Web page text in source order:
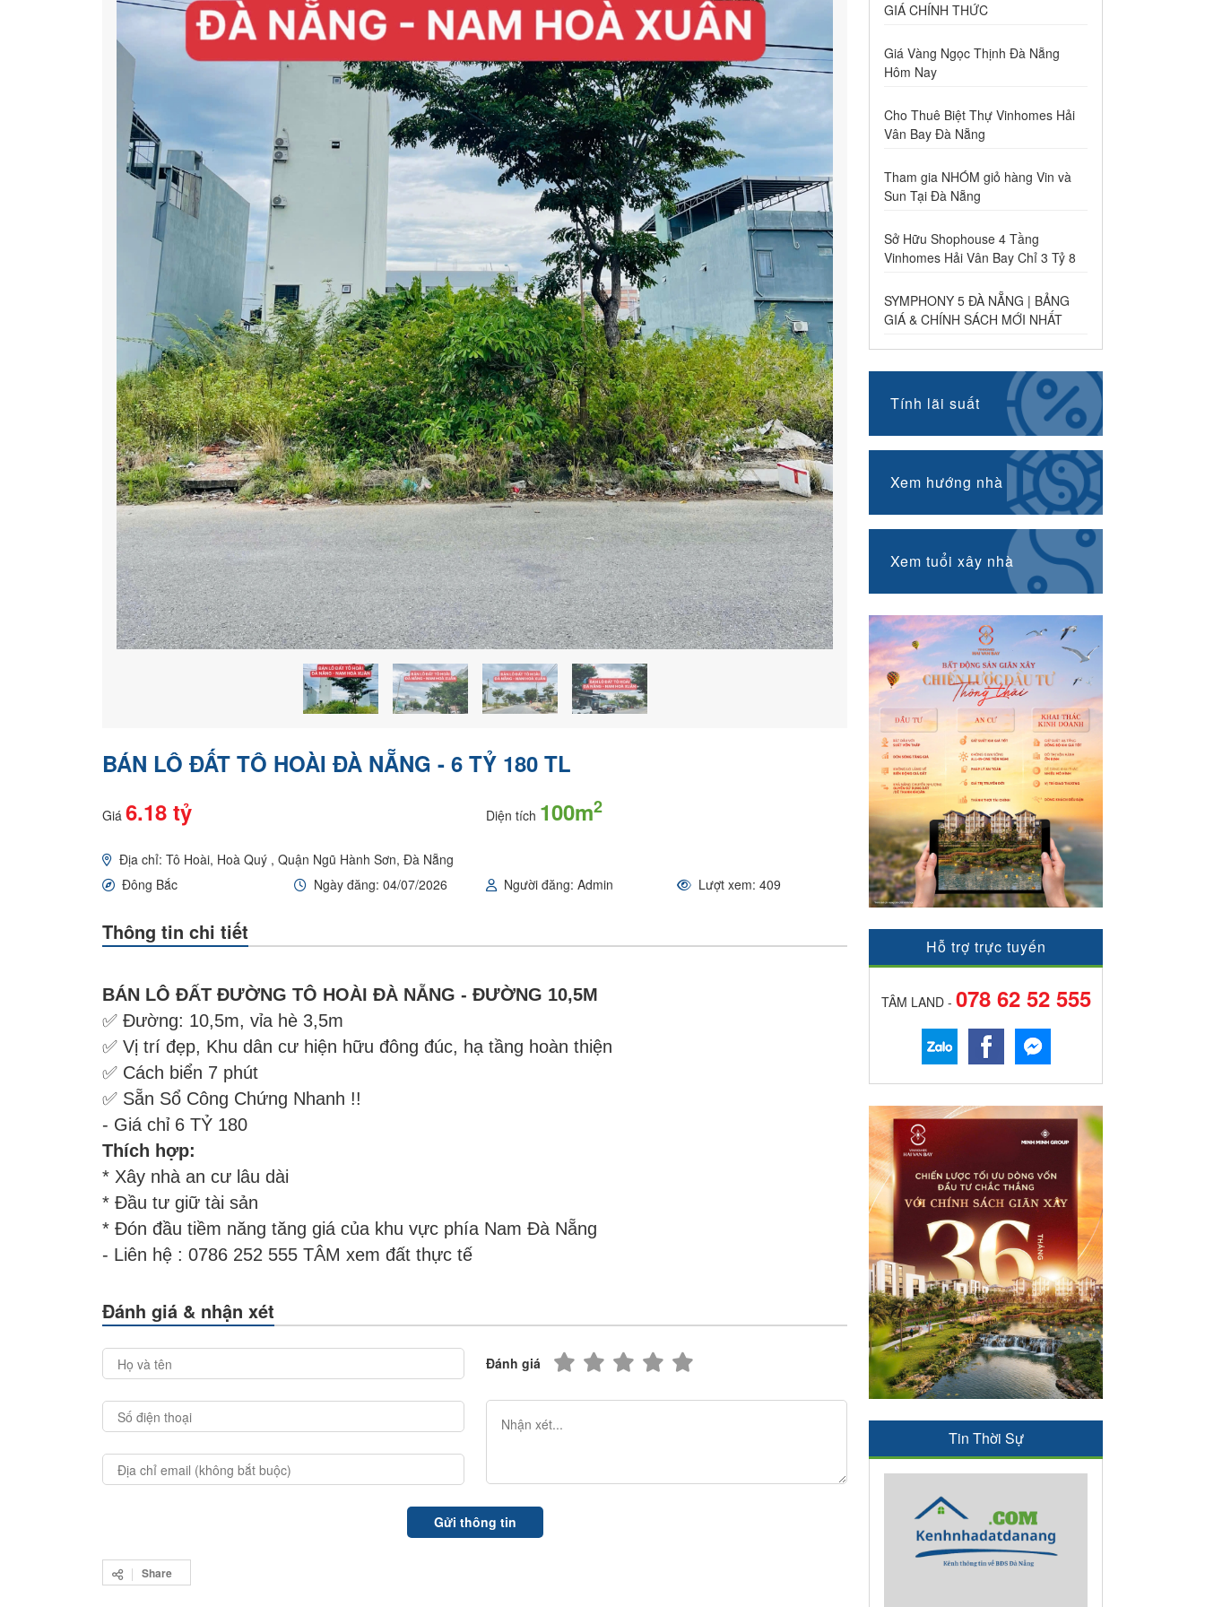
BÁN LÔ ĐẤT TÔ HOÀI ĐÀ NẴNG - 6 TỶ 180 TL
Giá 6.18 tỷ Diện tích 100m2
Địa chỉ: Tô Hoài, Hoà Quý , Quận Ngũ Hành Sơn, Đà Nẵng
Đông Bắc
Ngày đăng: 04/07/2026 Người đăng: Admin Lượt xem: 409
Thông tin chi tiết
BÁN LÔ ĐẤT ĐƯỜNG TÔ HOÀI ĐÀ NẴNG - ĐƯỜNG 10,5M
✅ Đường: 10,5m, vỉa hè 3,5m
✅ Vị trí đẹp, Khu dân cư hiện hữu đông đúc, hạ tầng hoàn thiện
✅ Cách biển 7 phút
✅ Sẵn Sổ Công Chứng Nhanh !!
- Giá chỉ 6 TỶ 180
Thích hợp:
* Xây nhà an cư lâu dài
* Đầu tư giữ tài sản
* Đón đầu tiềm năng tăng giá của khu vực phía Nam Đà Nẵng
- Liên hệ : 0786 252 555 TÂM xem đất thực tế
Đánh giá & nhận xét
Đánh giá
Share
GIÁ CHÍNH THỨC
Giá Vàng Ngọc Thịnh Đà Nẵng
Hôm Nay
Cho Thuê Biệt Thự Vinhomes Hải
Vân Bay Đà Nẵng
Tham gia NHÓM giỏ hàng Vin và
Sun Tại Đà Nẵng
Sở Hữu Shophouse 4 Tầng
Vinhomes Hải Vân Bay Chỉ 3 Tỷ 8
SYMPHONY 5 ĐÀ NẴNG | BẢNG
GIÁ & CHÍNH SÁCH MỚI NHẤT
Tính lãi suất
Xem hướng nhà
Xem tuổi xây nhà
Hỗ trợ trực tuyến
TÂM LAND - 078 62 52 555
Tin Thời Sự